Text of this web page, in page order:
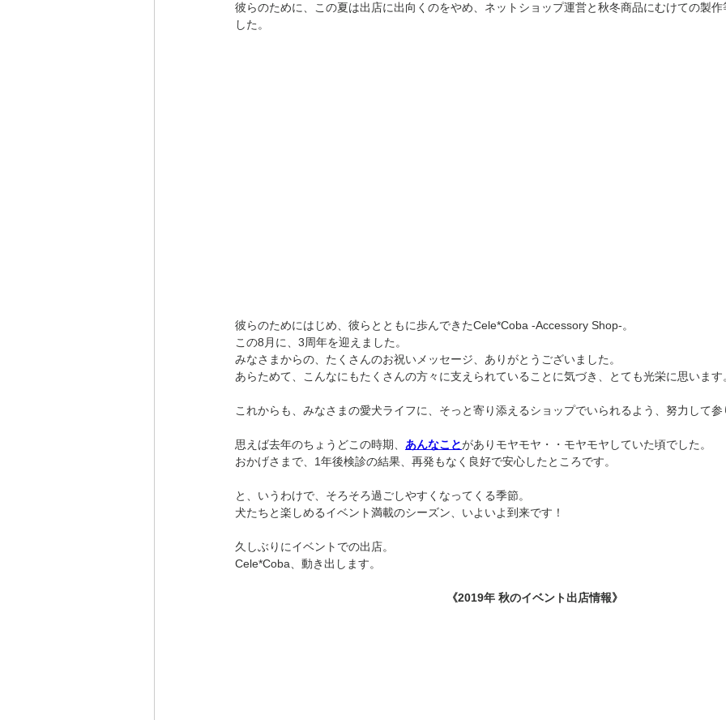
彼らのために、この夏は出店に出向くのをやめ、ネットショップ運営と秋冬商品にむけての製作
した。
彼らのためにはじめ、彼らとともに歩んできたCele*Coba -Accessory Shop-。
この8月に、3周年を迎えました。
みなさまからの、たくさんのお祝いメッセージ、ありがとうございました。
あらためて、こんなにもたくさんの方々に支えられていることに気づき、とても光栄に思います
これからも、みなさまの愛犬ライフに、そっと寄り添えるショップでいられるよう、努力して参
思えば去年のちょうどこの時期、 あんなことがありモヤモヤ・・モヤモヤしていた頃でした。
おかげさまで、1年後検診の結果、再発もなく良好で安心したところです。
と、いうわけで、そろそろ過ごしやすくなってくる季節。
犬たちと楽しめるイベント満載のシーズン、いよいよ到来です！
久しぶりにイベントでの出店。
Cele*Coba、動き出します。
《2019年 秋のイベント出店情報》